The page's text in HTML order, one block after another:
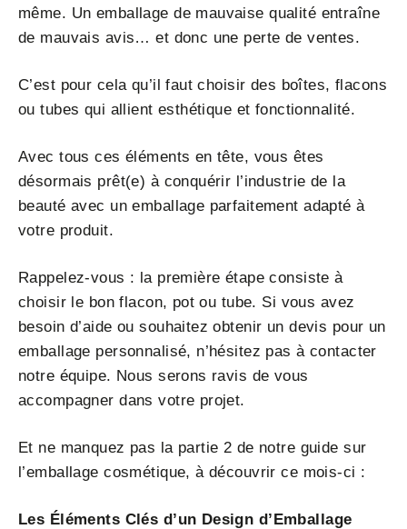
même. Un emballage de mauvaise qualité entraîne
de mauvais avis… et donc une perte de ventes.
C’est pour cela qu’il faut choisir des boîtes, flacons
ou tubes qui allient esthétique et fonctionnalité.
Avec tous ces éléments en tête, vous êtes
désormais prêt(e) à conquérir l’industrie de la
beauté avec un emballage parfaitement adapté à
votre produit.
Rappelez-vous : la première étape consiste à
choisir le bon flacon, pot ou tube. Si vous avez
besoin d’aide ou souhaitez obtenir un devis pour un
emballage personnalisé, n’hésitez pas à contacter
notre équipe. Nous serons ravis de vous
accompagner dans votre projet.
Et ne manquez pas la partie 2 de notre guide sur
l’emballage cosmétique, à découvrir ce mois-ci :
Les Éléments Clés d’un Design d’Emballage